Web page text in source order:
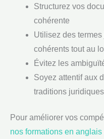
Structurez vos
cohérente
Utilisez des
cohérents tout au
Évitez les
Soyez attentif aux
traditions juridiques
Pour améliorer vos
nos formations en